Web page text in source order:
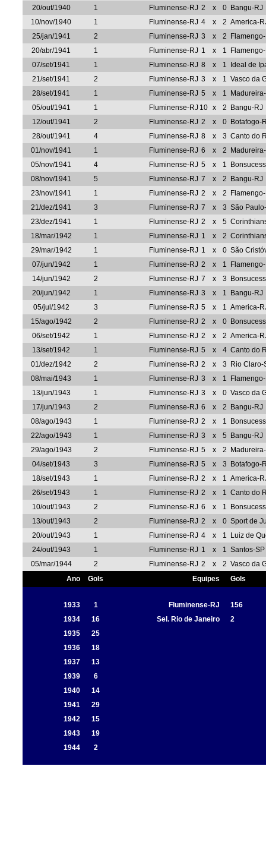
20/out/1940
1 Fluminense-RJ 2 x 0 Bangu-RJ
10/nov/1940
1 Fluminense-RJ 4 x 2 America-
25/jan/1941
2 Fluminense-RJ 3 x 2
20/abr/1941
1 Fluminense-RJ 1 x 1
07/set/1941
1 Fluminense-RJ 8 x 1
Ideal de
21/set/1941
2 Fluminense-RJ 3 x 1 Vasco da
28/set/1941
1 Fluminense-RJ 5 x 1
05/out/1941
1 Fluminense-RJ 10 x 2
Bangu-RJ
12/out/1941
2 Fluminense-RJ 2 x 0 Botafogo-
28/out/1941
4 Fluminense-RJ 8 x 3 Canto do
01/nov/1941
1 Fluminense-RJ 6 x 2
05/nov/1941
4 Fluminense-RJ 5 x 1
08/nov/1941
5 Fluminense-RJ 7 x 2
Bangu-RJ
23/nov/1941
1 Fluminense-RJ 2 x 2
21/dez/1941
3 Fluminense-RJ 7 x 3 São
23/dez/1941
1 Fluminense-RJ 2 x 5
18/mar/1942
1 Fluminense-RJ 1 x 2
29/mar/1942
1 Fluminense-RJ 1 x 0 São
07/jun/1942
1 Fluminense-RJ 2 x 1
14/jun/1942
2 Fluminense-RJ 7 x 3
20/jun/1942
1 Fluminense-RJ 3 x 1
Bangu-RJ
05/jul/1942
3 Fluminense-RJ 5 x 1 America-
15/ago/1942
2 Fluminense-RJ 2 x 0
06/set/1942
1 Fluminense-RJ 2 x 2 America-
13/set/1942
1 Fluminense-RJ 5 x 4 Canto do
01/dez/1942
2 Fluminense-RJ 2 x 3
Rio Claro-
08/mai/1943
1 Fluminense-RJ 3 x 1
13/jun/1943
1 Fluminense-RJ 3 x 0 Vasco da
17/jun/1943
2 Fluminense-RJ 6 x 2
Bangu-RJ
08/ago/1943
1 Fluminense-RJ 2 x 1
22/ago/1943
1 Fluminense-RJ 3 x 5
Bangu-RJ
29/ago/1943
2 Fluminense-RJ 5 x 2
04/set/1943
3 Fluminense-RJ 5 x 3
Botafogo-
18/set/1943
1 Fluminense-RJ 2 x 1 America-
26/set/1943
1 Fluminense-RJ 2 x 1 Canto do
10/out/1943
2 Fluminense-RJ 6 x 1
13/out/1943
2 Fluminense-RJ 2 x 0 Sport de
20/out/1943
1 Fluminense-RJ 4 x 1
Luiz de
24/out/1943
1 Fluminense-RJ 1 x 1 Santos-SP
05/mar/1944
2 Fluminense-RJ 2 x 2 Vasco da
Ano
Gols Equipes Gols
1933 1 Fluminense-RJ
156
1934
16 Sel. Rio de Janeiro
2
1935
25
1936
18
1937
13
1939
6
1940
14
1941
29
1942
15
1943
19
1944
2